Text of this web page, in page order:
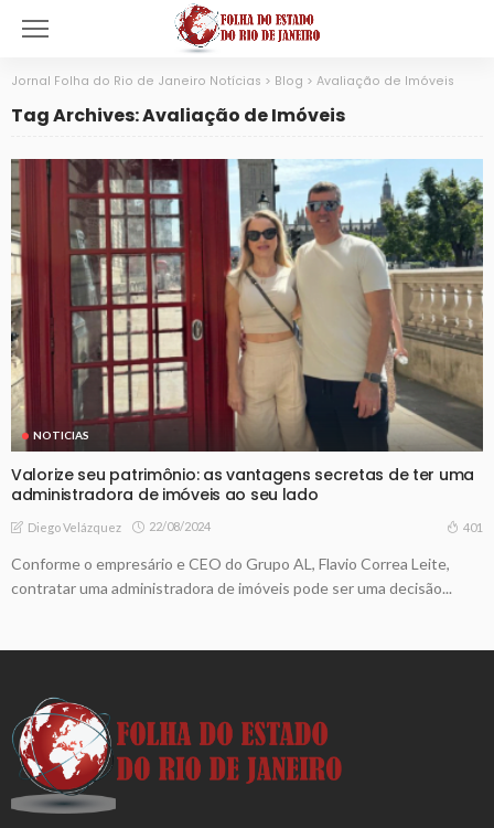
Jornal Folha do Rio de Janeiro Notícias > Blog > Avaliação de Imóveis
Tag Archives: Avaliação de Imóveis
NOTICIAS
Valorize seu patrimônio: as vantagens secretas de ter uma
administradora de imóveis ao seu lado
Diego Velázquez 22/08/2024 401
Conforme o empresário e CEO do Grupo AL, Flavio Correa Leite,
contratar uma administradora de imóveis pode ser uma decisão...